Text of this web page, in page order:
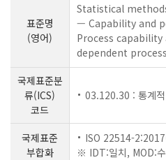
표준명
(영어)
Statistical
— Capability and
Process
dependent
국제표준분
류(ICS)
코드
03.120.30 : 통계
국제표준
부합화
ISO 22514-
※ IDT:일치, MOD: